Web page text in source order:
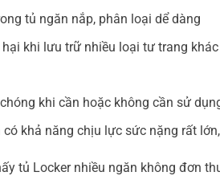
tủ ngăn nắp, phân loại dể dàng
khi lưu trữ nhiều loại tư trang
khi cần hoặc không cần sử
khả năng chịu lực sức nặng rất
tủ Locker nhiều ngăn không đơn